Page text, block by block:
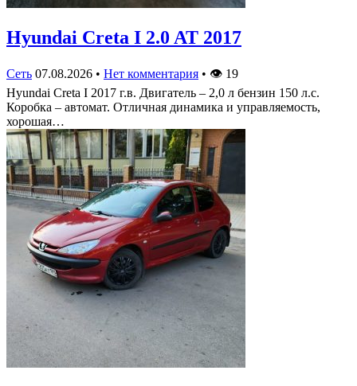
Hyundai Creta I 2.0 AT 2017
Сеть 07.08.2026 • Нет комментария • 👁 19
Hyundai Creta I 2017 г.в. Двигатель – 2,0 л бензин 150 л.с.
Коробка – автомат. Отличная динамика и управляемость,
хорошая…